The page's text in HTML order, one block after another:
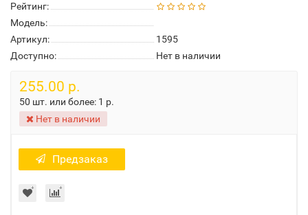
Рейтинг:
Модель:
Артикул:
1595
Доступно:
Нет в наличии
255.00 р.
50 шт. или более: 1 р.
Нет в наличии
Предзаказ